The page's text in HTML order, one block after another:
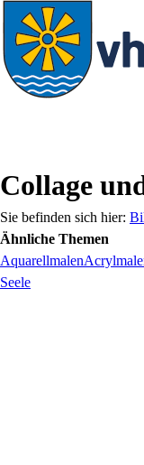
Collage
Ähnliche Themen
Aquarellmalen
Seele